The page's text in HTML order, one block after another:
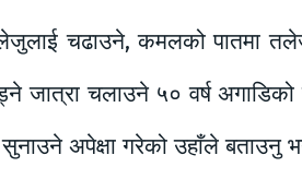
चढाउने, कमलको पातमा
जात्रा चलाउने ५० वर्ष अगाडिको
अपेक्षा गरेको उहाँले बताउनु